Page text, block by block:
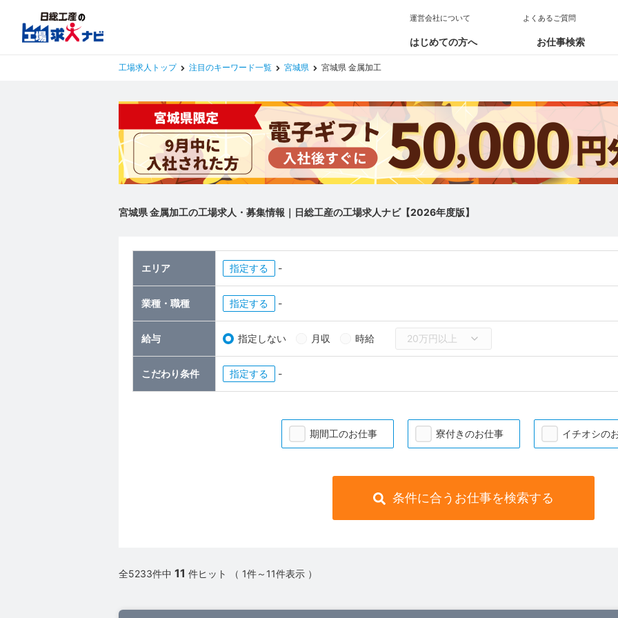
はじめての方へ お仕事検索
運営会社について よくあるご質問
工場求人トップ 注目のキーワード一覧 宮城県 宮城県 金属加工
宮城県 金属加工の工場求人・募集情報｜日総工産の工場求人ナビ【2026年度版】
エリア 指定 -
業種・職種 指定 -
給与 指定しない 月収 時給
こだわり条件 指定 -
期間工のお仕事 寮付きのお仕事 イチオシの
条件に合うお仕事を検索する
全5233件中 11 件ヒット （ 1件～11件表示 ）